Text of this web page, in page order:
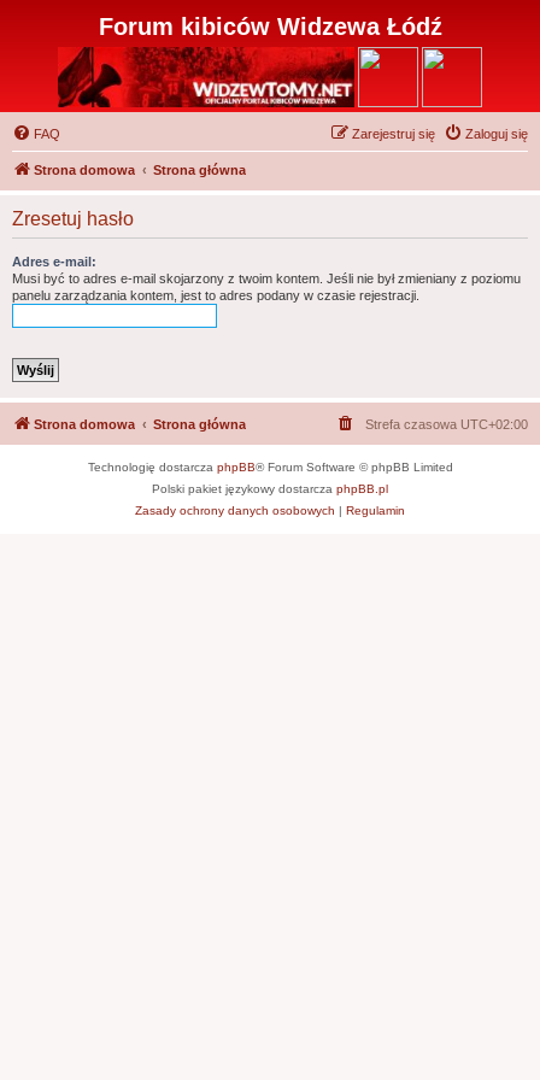
Forum kibiców Widzewa Łódź
FAQ Zaloguj się
Zarejestruj się
Strona domowa Strona główna
Zresetuj hasło
Adres e-mail:
Musi być to adres e-mail skojarzony z twoim kontem. Jeśli nie był zmieniany z poziomu
panelu zarządzania kontem, jest to adres podany w czasie rejestracji.
Strona domowa Strona główna Strefa czasowa UTC+02:00
Technologię dostarcza phpBB® Forum Software © phpBB Limited
Polski pakiet językowy dostarcza phpBB.pl
Zasady ochrony danych osobowych | Regulamin